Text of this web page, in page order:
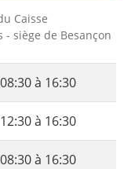
Caisse
siège de Besançon
08:30 à 16:30
12:30 à 16:30
08:30 à 16:30